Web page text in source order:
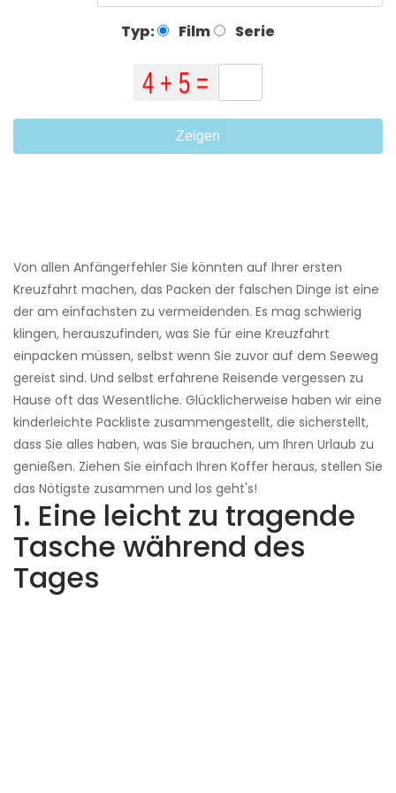
Typ: Film Serie
Zeigen
Von allen Anfängerfehler Sie könnten auf Ihrer ersten
Kreuzfahrt machen, das Packen der falschen Dinge ist eine
der am einfachsten zu vermeidenden. Es mag schwierig
klingen, herauszufinden, was Sie für eine Kreuzfahrt
einpacken müssen, selbst wenn Sie zuvor auf dem Seeweg
gereist sind. Und selbst erfahrene Reisende vergessen zu
Hause oft das Wesentliche. Glücklicherweise haben wir eine
kinderleichte Packliste zusammengestellt, die sicherstellt,
dass Sie alles haben, was Sie brauchen, um Ihren Urlaub zu
genießen. Ziehen Sie einfach Ihren Koffer heraus, stellen Sie
das Nötigste zusammen und los geht's!
1. Eine leicht zu tragende
Tasche während des
Tages